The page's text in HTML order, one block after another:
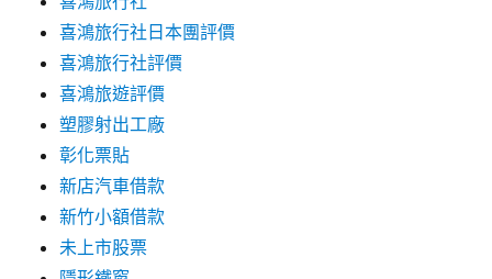
喜鴻旅行社日本團評價
喜鴻旅行社評價
喜鴻旅遊評價
塑膠射出工廠
彰化票貼
新店汽車借款
新竹小額借款
未上市股票